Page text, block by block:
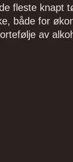
fleste knapt
både for
av